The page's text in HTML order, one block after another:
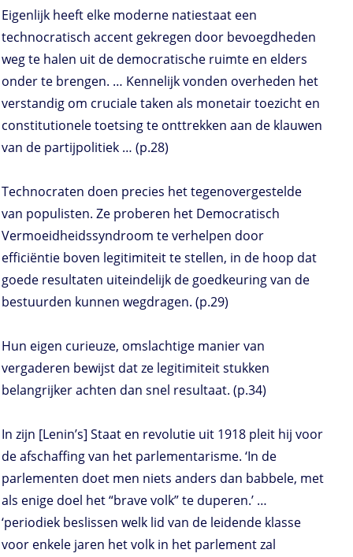
Eigenlijk heeft elke moderne natiestaat een
technocratisch accent gekregen door bevoegdheden
weg te halen uit de democratische ruimte en elders
onder te brengen. … Kennelijk vonden overheden het
verstandig om cruciale taken als monetair toezicht en
constitutionele toetsing te onttrekken aan de klauwen
van de partijpolitiek … (p.28)
Technocraten doen precies het tegenovergestelde
van populisten. Ze proberen het Democratisch
Vermoeidheidssyndroom te verhelpen door
efficiëntie boven legitimiteit te stellen, in de hoop dat
goede resultaten uiteindelijk de goedkeuring van de
bestuurden kunnen wegdragen. (p.29)
Hun eigen curieuze, omslachtige manier van
vergaderen bewijst dat ze legitimiteit stukken
belangrijker achten dan snel resultaat. (p.34)
In zijn [Lenin’s] Staat en revolutie uit 1918 pleit hij voor
de afschaffing van het parlementarisme. ‘In de
parlementen doet men niets anders dan babbele, met
als enige doel het “brave volk” te duperen.’ …
‘periodiek beslissen welk lid van de leidende klasse
voor enkele jaren het volk in het parlement zal